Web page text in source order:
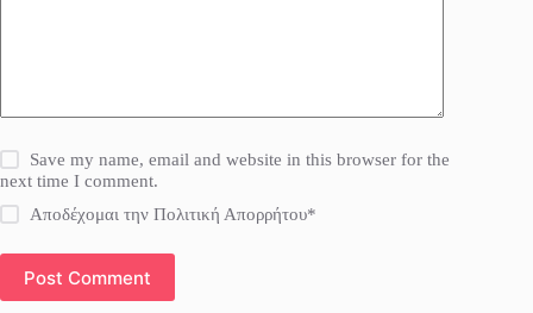
Save my name, email and website in this browser for the
next time I comment.
Αποδέχομαι την Πολιτική Απορρήτου*
Post Comment